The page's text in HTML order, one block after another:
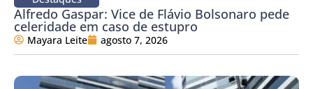
Alfredo Gaspar: Vice de Flávio Bolsonaro pede
celeridade em caso de estupro
Mayara Leite agosto 7, 2026